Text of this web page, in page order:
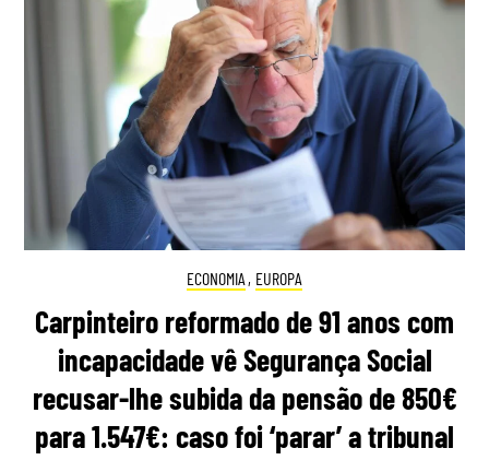
ECONOMIA , EUROPA
Carpinteiro reformado de 91 anos com
incapacidade vê Segurança Social
recusar-lhe subida da pensão de 850€
para 1.547€: caso foi ‘parar’ a tribunal